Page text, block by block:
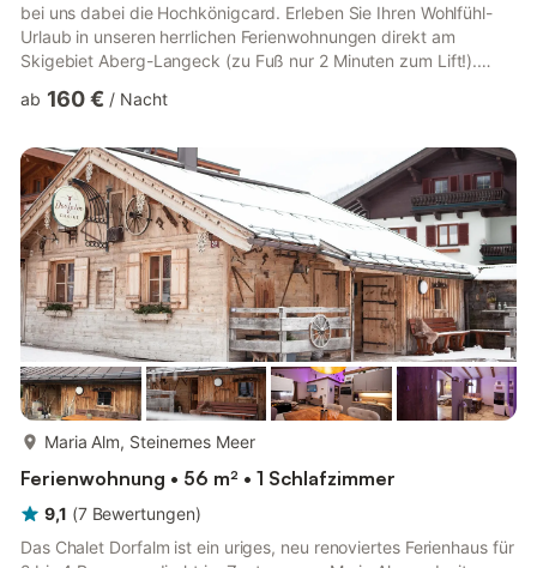
bei uns dabei die Hochkönigcard. Erleben Sie Ihren Wohlfühl-
Urlaub in unseren herrlichen Ferienwohnungen direkt am
Skigebiet Aberg-Langeck (zu Fuß nur 2 Minuten zum Lift!).
4 Personen) bietet Ihnen Top-Komfort für die schönste Zeit des
und Kabel-Fernsehen, ein schönes Schlafzimmer mit
Doppelbett, eine Küche (mit Spülmaschine!), ein großes Bad
und einen Sonnen...
ab 160 € / Nacht
Maria Alm, Steinernes Meer
Ferienwohnung • 56 m² • 1 Schlafzimmer
9,1 (7 Bewertungen)
Das Chalet Dorfalm ist ein uriges, neu renoviertes Ferienhaus für